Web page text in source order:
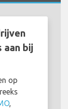
aan bij
op
,